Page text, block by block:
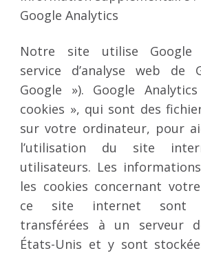
Google Analytics
Notre site utilise Google
service d’analyse web de
Google »). Google
cookies », qui sont des
sur votre ordinateur, pour
l’utilisation du site
utilisateurs. Les
les cookies concernant
ce site internet sont
transférées à un serveur
États-Unis et y sont